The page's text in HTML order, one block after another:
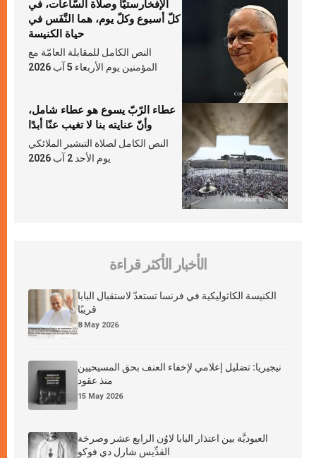
الإفخارستيّا وصلاة السّاعات، في
كلّ أسبوع وكلّ يوم، هما النَّفَس في
حياة الكنيسة
النص الكامل للمقابلة العامّة مع
المؤمنين يوم الأربعاء 5 آب 2026
عطاء الرّبّ يسوع هو عطاء شامل،
وأنّ عنايته بنا لا تغيب عنّا أبدًا
النص الكامل لصلاة التبشير الملائكي
يوم الأحد 2 آب 2026
الأخبار الأكثر قراءة
الكنيسة الكاثوليكية في فرنسا تستعدّ لاستقبال البابا
قريبًا
8 May 2026
نيجيريا: تضليل إعلامي لإخفاء العنف بحق المسيحيين
منذ عقود
15 May 2026
العبوديَّة بين اعتذار البابا لاوُن الرابع عشر وصرخة
القدِّيس شارل دي فوكو